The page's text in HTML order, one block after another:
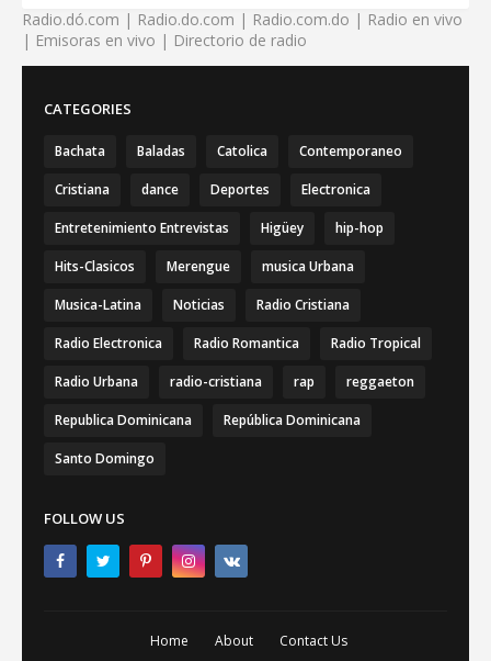
Radio.dó.com | Radio.do.com | Radio.com.do | Radio en vivo
| Emisoras en vivo | Directorio de radio
CATEGORIES
Bachata Baladas Catolica Contemporaneo
Cristiana dance Deportes Electronica
Entretenimiento Entrevistas Higüey hip-hop
Hits-Clasicos Merengue musica Urbana
Musica-Latina Noticias Radio Cristiana
Radio Electronica Radio Romantica Radio Tropical
Radio Urbana radio-cristiana rap reggaeton
Republica Dominicana República Dominicana
Santo Domingo
FOLLOW US
Home About Contact Us